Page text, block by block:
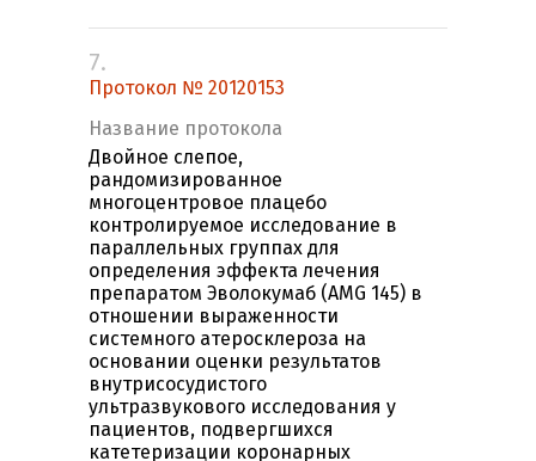
7.
Протокол № 20120153
Название протокола
Двойное слепое,
рандомизированное
многоцентровое плацебо
контролируемое исследование в
параллельных группах для
определения эффекта лечения
препаратом Эволокумаб (AMG 145) в
отношении выраженности
системного атеросклероза на
основании оценки результатов
внутрисосудистого
ультразвукового исследования у
пациентов, подвергшихся
катетеризации коронарных